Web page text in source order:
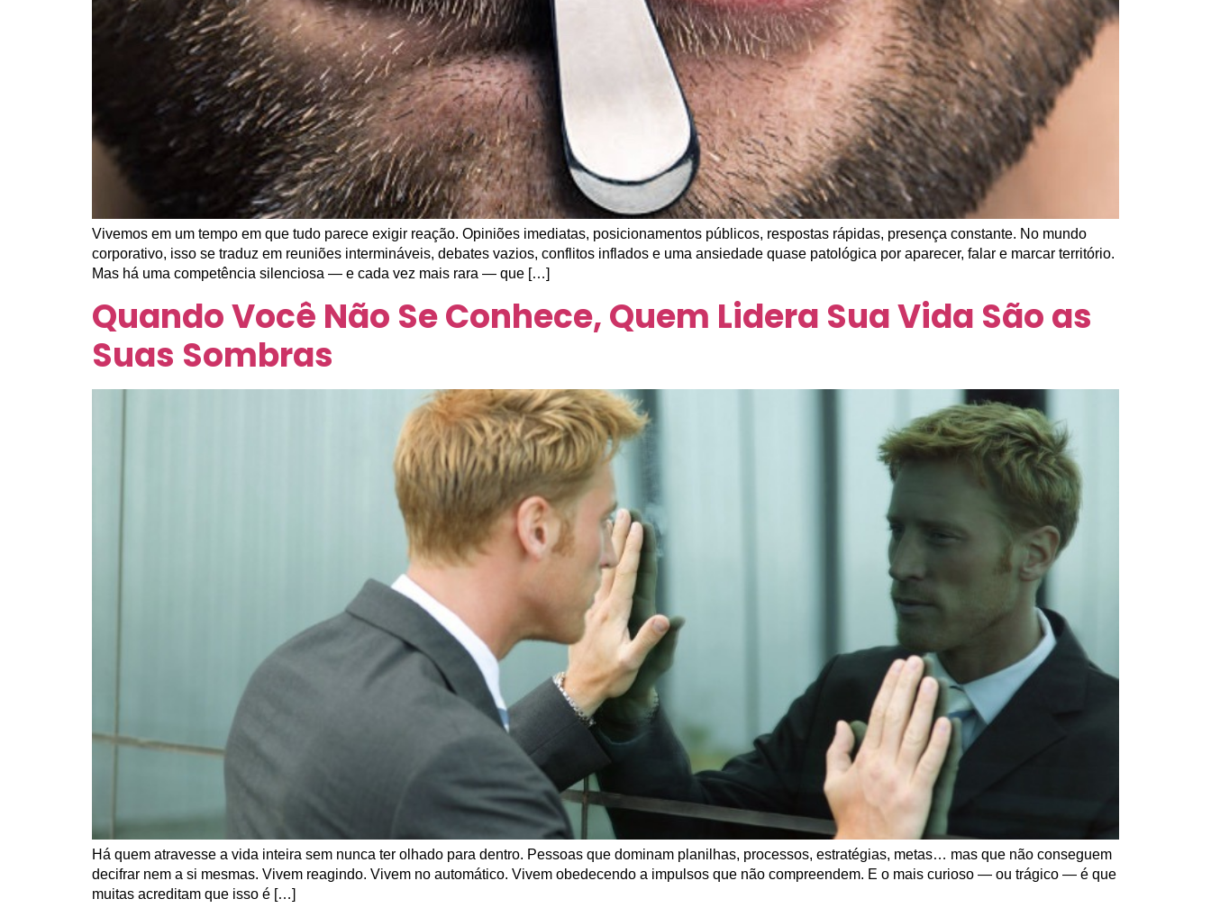
Vivemos em um tempo em que tudo parece exigir reação. Opiniões imediatas, posicionamentos públicos, respostas rápidas, presença constante. No mundo
corporativo, isso se traduz em reuniões intermináveis, debates vazios, conflitos inflados e uma ansiedade quase patológica por aparecer, falar e marcar território.
Mas há uma competência silenciosa — e cada vez mais rara — que […]
Quando Você Não Se Conhece, Quem Lidera Sua Vida São as
Suas Sombras
Há quem atravesse a vida inteira sem nunca ter olhado para dentro. Pessoas que dominam planilhas, processos, estratégias, metas… mas que não conseguem
decifrar nem a si mesmas. Vivem reagindo. Vivem no automático. Vivem obedecendo a impulsos que não compreendem. E o mais curioso — ou trágico — é que
muitas acreditam que isso é […]